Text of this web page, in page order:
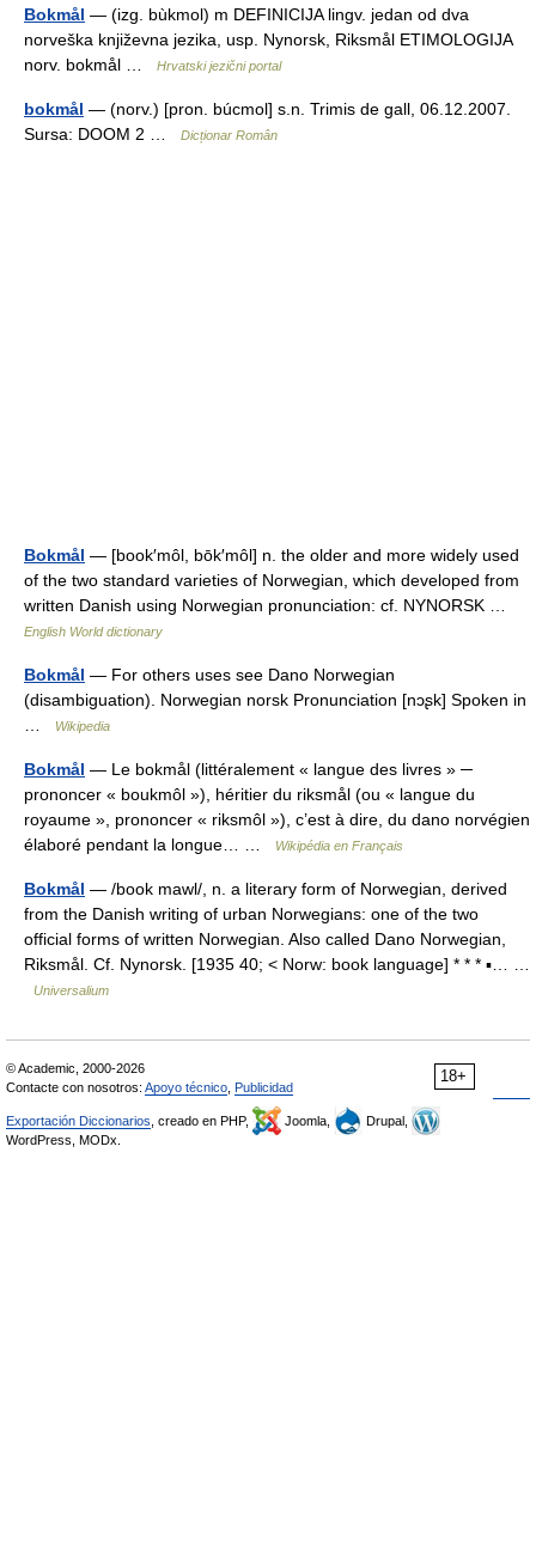
Bokmål — (izg. bùkmol) m DEFINICIJA lingv. jedan od dva
norveška književna jezika, usp. Nynorsk, Riksmål ETIMOLOGIJA
norv. bokmål …
Hrvatski jezični portal
bokmål — (norv.) [pron. búcmol] s.n. Trimis de gall, 06.12.2007.
Sursa: DOOM 2 …
Dicționar Român
Bokmål — [book′môl, bōk′môl] n. the older and more widely used
of the two standard varieties of Norwegian, which developed from
written Danish using Norwegian pronunciation: cf. NYNORSK …
English World dictionary
Bokmål — For others uses see Dano Norwegian
(disambiguation). Norwegian norsk Pronunciation [nɔʂk] Spoken in
Wikipedia
Bokmål — Le bokmål (littéralement « langue des livres » ─
prononcer « boukmôl »), héritier du riksmål (ou « langue du
royaume », prononcer « riksmôl »), c’est à dire, du dano norvégien
élaboré pendant la longue… …
Wikipédia en Français
Bokmål — /book mawl/, n. a literary form of Norwegian, derived
from the Danish writing of urban Norwegians: one of the two
official forms of written Norwegian. Also called Dano Norwegian,
Riksmål. Cf. Nynorsk. [1935 40; < Norw: book language] * * * ▪… …
Universalium
18+
© Academic, 2000-2026
Contacte con nosotros: Apoyo técnico Publicidad
Exportación Diccionarios , creado en PHP, Joomla,
Drupal,
WordPress, MODx.